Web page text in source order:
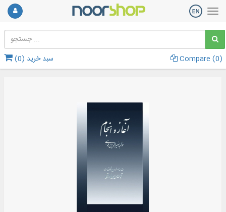
سبد خرید (0
) Compare (0)